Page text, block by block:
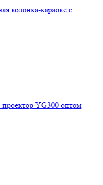
колонка-караоке с
YG300 оптом